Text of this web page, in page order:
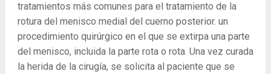
tratamientos más comunes para el tratamiento de la
rotura del menisco medial del cuerno posterior. un
procedimiento quirúrgico en el que se extirpa una parte
del menisco, incluida la parte rota o rota. Una vez curada
la herida de la cirugía, se solicita al paciente que se